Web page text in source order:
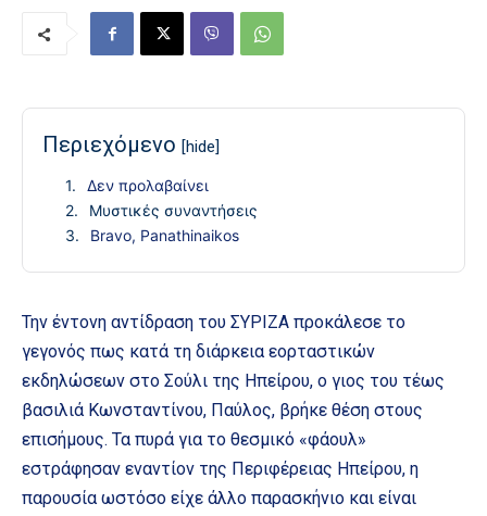
Περιεχόμενο [hide]
Δεν προλαβαίνει
Μυστικές συναντήσεις
Bravo, Panathinaikos
Την έντονη αντίδραση του ΣΥΡΙΖΑ προκάλεσε το
γεγονός πως κατά τη διάρκεια εορταστικών
εκδηλώσεων στο Σούλι της Ηπείρου, ο γιος του τέως
βασιλιά Κωνσταντίνου, Παύλος, βρήκε θέση στους
επισήμους. Τα πυρά για το θεσμικό «φάουλ»
εστράφησαν εναντίον της Περιφέρειας Ηπείρου, η
παρουσία ωστόσο είχε άλλο παρασκήνιο και είναι